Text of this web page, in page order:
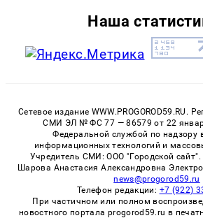
Наша
Сетевое издание WWW.PROGOROD59.RU.
СМИ ЭЛ № ФС 77 — 86579 от 22
Федеральной службой по надзору
информационных технологий и
Учредитель СМИ: ООО "Городской сайт".
Шарова Анастасия Александровна
news@progorod59.ru
Телефон редакции: +7 (922)
При частичном или полном
новостного портала progorod59.ru в